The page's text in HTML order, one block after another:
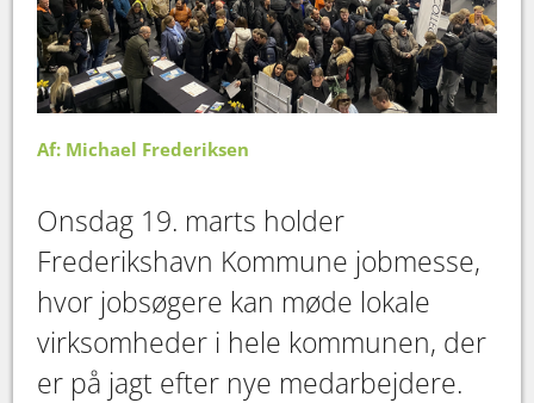
Af: Michael Frederiksen
Onsdag 19. marts holder
Frederikshavn Kommune jobmesse,
hvor jobsøgere kan møde lokale
virksomheder i hele kommunen, der
er på jagt efter nye medarbejdere.